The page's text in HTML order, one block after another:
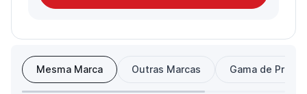
Mesma Marca Outras Marcas Gama de Preço